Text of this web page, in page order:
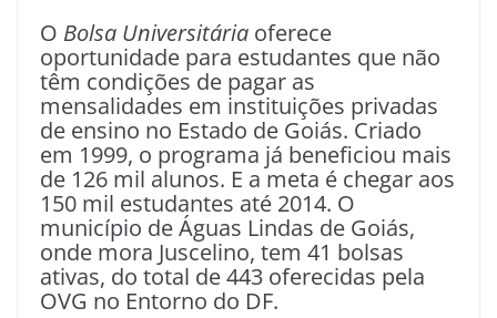
O Bolsa Universitária oferece
oportunidade para estudantes que não
têm condições de pagar as
mensalidades em instituições privadas
de ensino no Estado de Goiás. Criado
em 1999, o programa já beneficiou mais
de 126 mil alunos. E a meta é chegar aos
150 mil estudantes até 2014. O
município de Águas Lindas de Goiás,
onde mora Juscelino, tem 41 bolsas
ativas, do total de 443 oferecidas pela
OVG no Entorno do DF.